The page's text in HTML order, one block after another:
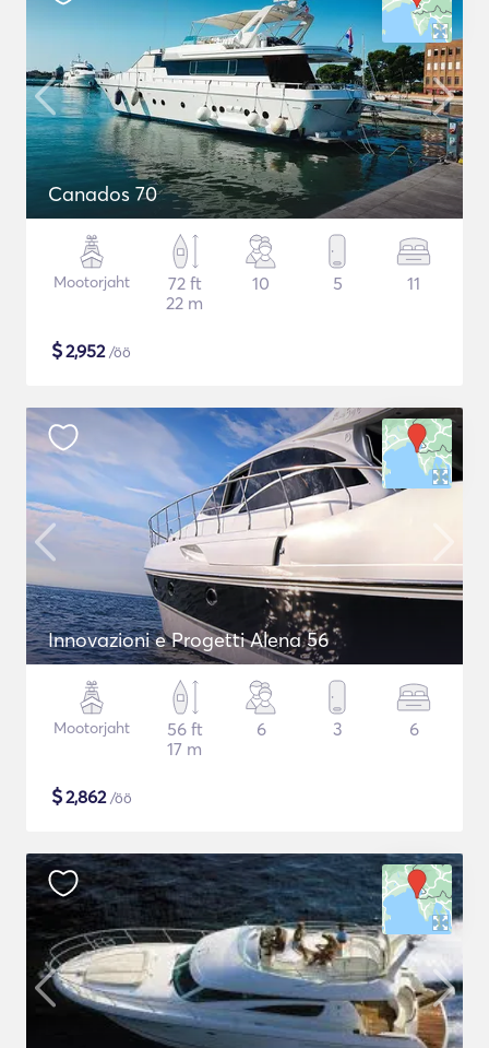
Canados 70
Mootorjaht
72 ft
22 m
10 5 11
$2,952/öö
Innovazioni e Progetti Alena 56
Mootorjaht
56 ft
17 m
6 3 6
$2,862/öö